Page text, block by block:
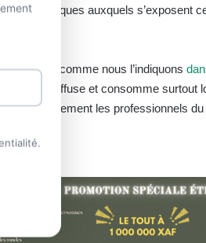
les risques auxquels s’exposent
comme nous l’indiquons
qu’il diffuse et consomme surtout
directement les professionnels